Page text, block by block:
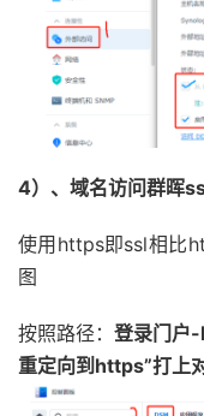
4）、域名访问群晖
使用https即ssl相比
图
按照路径：登录门户
重定向到https”打上